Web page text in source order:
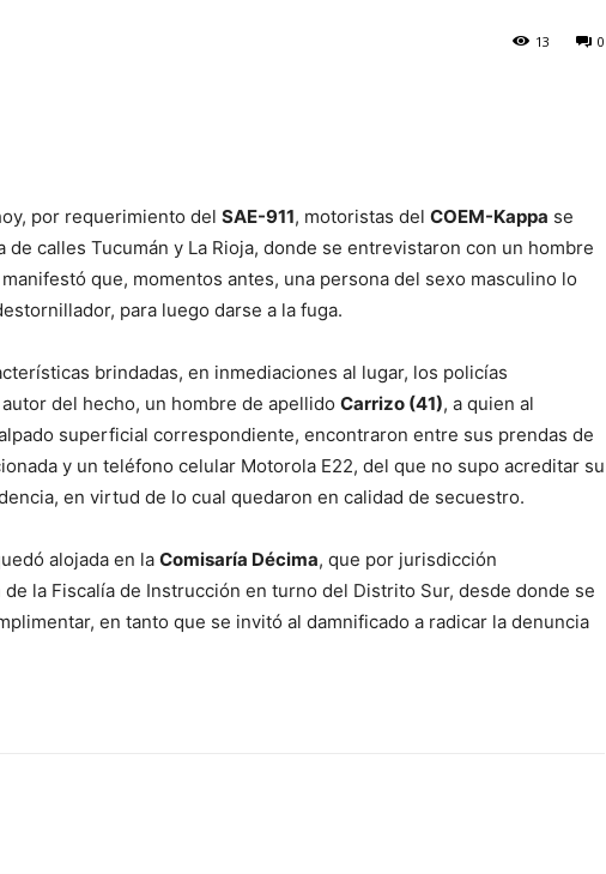
0
13
por requerimiento del SAE-911, motoristas del COEM-Kappa se
calles Tucumán y La Rioja, donde se entrevistaron con un hombre
que, momentos antes, una persona del sexo masculino lo
para luego darse a la fuga.
brindadas, en inmediaciones al lugar, los policías
del hecho, un hombre de apellido Carrizo (41), a quien al
superficial correspondiente, encontraron entre sus prendas de
y un teléfono celular Motorola E22, del que no supo acreditar su
en virtud de lo cual quedaron en calidad de secuestro.
alojada en la Comisaría Décima, que por jurisdicción
la Fiscalía de Instrucción en turno del Distrito Sur, desde donde se
en tanto que se invitó al damnificado a radicar la denuncia